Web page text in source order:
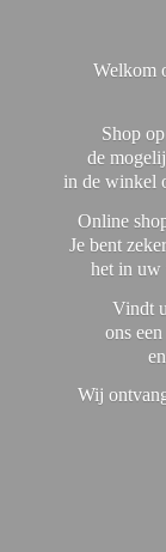
Welkom
Shop
de
in de winkel
Online
Je bent
het in uw
Vindt
ons
Wij